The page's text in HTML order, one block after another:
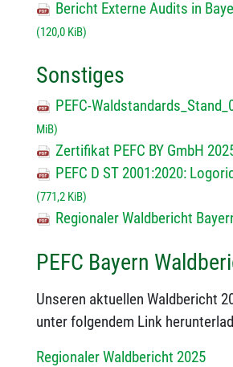
Bericht Externe Audits in
(120,0 KiB)
Sonstiges
PEFC-
MiB)
Zertifikat PEFC BY GmbH
PEFC D ST 2001:2020:
(771,2 KiB)
Regionaler Waldbericht
PEFC Bayern
Unseren aktuellen Waldbericht
unter folgendem Link
Regionaler Waldbericht 2025